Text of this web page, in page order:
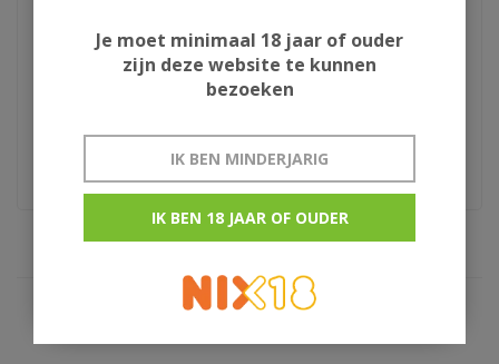
Nederlandse wodka
Je moet minimaal 18 jaar of ouder
zijn deze website te kunnen
bezoeken
IK BEN MINDERJARIG
IK BEN 18 JAAR OF OUDER